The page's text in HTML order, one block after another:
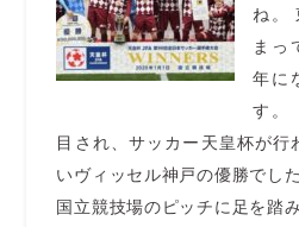
ね。
まっ
年に
す。
目され、サッカー天皇杯が行
いヴィッセル神戸の優勝でし
国立競技場のピッチに足を踏